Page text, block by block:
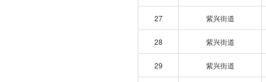
27 紫兴街道
28 紫兴街道
29 紫兴街道